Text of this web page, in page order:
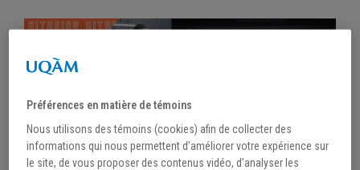
Préférences en matière de témoins
Nous utilisons des témoins (cookies) afin de collecter des
informations qui nous permettent d’améliorer votre expérience sur
le site, de vous proposer des contenus vidéo, d’analyser les